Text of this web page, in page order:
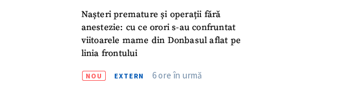
Nașteri premature și operații fără
anestezie: cu ce orori s-au confruntat
viitoarele mame din Donbasul aflat pe
linia frontului
NOU EXTERN 6 ore în urmă
+ Emailul meu
+ Telefon personal